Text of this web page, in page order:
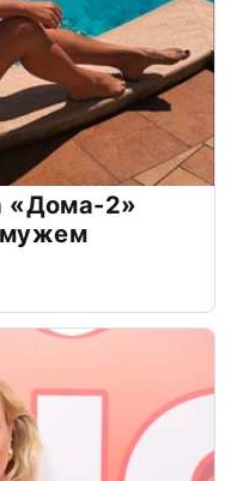
«Дома-2»
мужем